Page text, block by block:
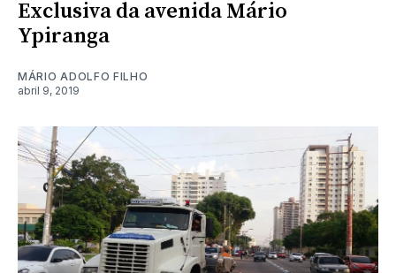
Exclusiva da avenida Mário
Ypiranga
MÁRIO ADOLFO FILHO
abril 9, 2019